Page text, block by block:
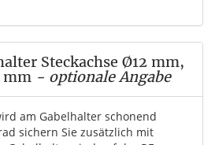
Steckachse Ø12 mm,
mm - optionale Angabe
am Gabelhalter schonend
sichern Sie zusätzlich mit